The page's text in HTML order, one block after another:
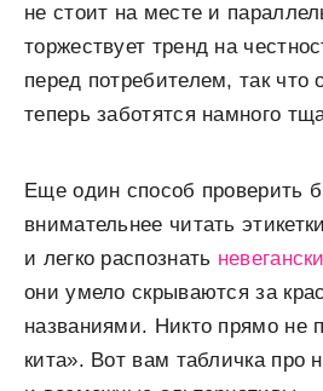
не стоит на месте и
торжествует тренд на
перед потребителем, так
теперь заботятся намного
Еще один способ проверить
внимательнее читать
и легко распознать
они умело скрываются за
названиями. Никто прямо не
кита». Вот вам табличка про